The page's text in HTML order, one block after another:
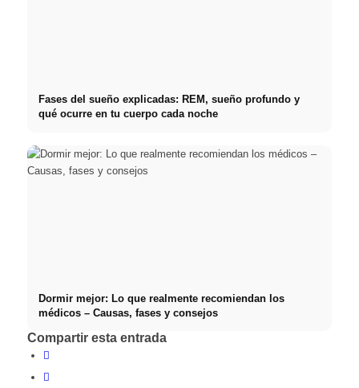
Fases del sueño explicadas: REM, sueño profundo y
qué ocurre en tu cuerpo cada noche
Dormir mejor: Lo que realmente recomiendan los
médicos – Causas, fases y consejos
Compartir esta entrada